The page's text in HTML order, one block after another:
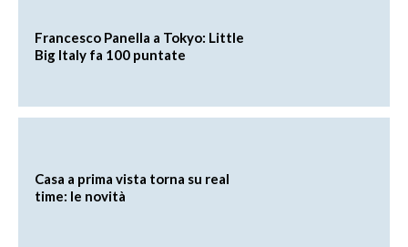
Francesco Panella a Tokyo: Little
Big Italy fa 100 puntate
Casa a prima vista torna su real
time: le novità